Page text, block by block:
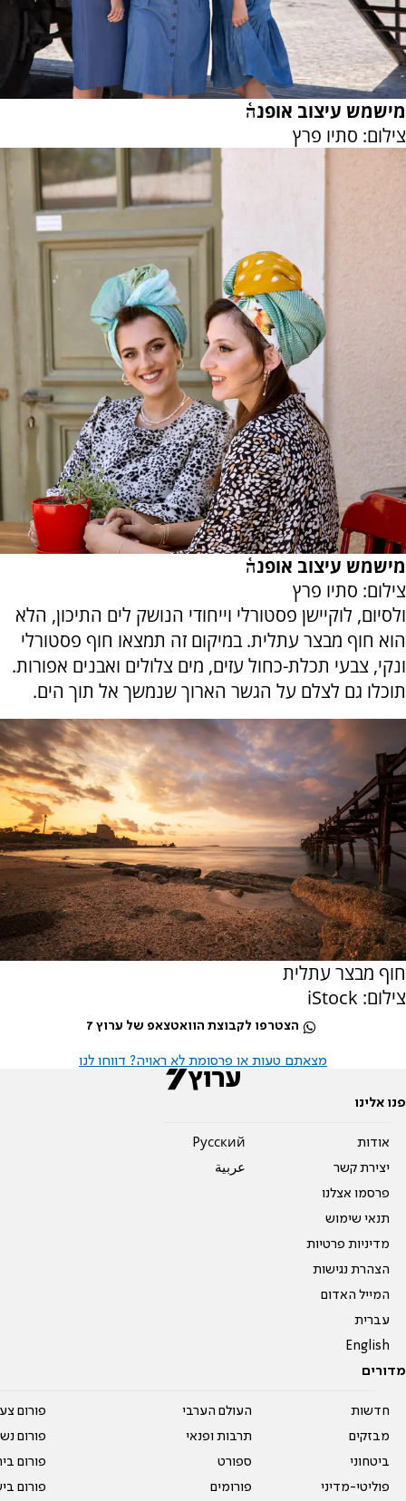
מישמש עיצוב אופנה֫
צילום: סתיו פרץ
מישמש עיצוב אופנה֫
צילום: סתיו פרץ
ולסיום, לוקיישן פסטורלי וייחודי הנושק לים התיכון, הלא
הוא חוף מבצר עתלית. במיקום זה תמצאו חוף פסטורלי
ונקי, צבעי תכלת-כחול עזים, מים צלולים ואבנים אפורות.
תוכלו גם לצלם על הגשר הארוך שנמשך אל תוך הים.
חוף מבצר עתלית
צילום: iStock
הצטרפו לקבוצת הוואטצאפ של ערוץ 7
מצאתם טעות או פרסומת לא ראויה? דווחו לנו
פנו אלינו
אודות
יצירת קשר
פרסמו אצלנו
תנאי שימוש
מדיניות פרטיות
הצהרת נגישות
המייל האדום
עברית
English
Pусский
عربية
מדורים
חדשות
מבזקים
ביטחוני
פוליטי-מדיני
העולם הערבי
תרבות ופנאי
ספורט
פורומים
פורום
פורום
פורום
פורום